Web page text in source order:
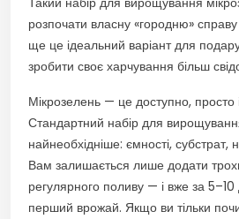
розпочати власну «городню» справу
ще це ідеальний варіант для
зробити своє харчування більш
Мікрозелень — це доступно, просто
Стандартний набір для
найнеобхідніше: ємності, субстрат,
Вам залишається лише додати
регулярного поливу — і вже за 5–10
перший врожай. Якщо ви тільки